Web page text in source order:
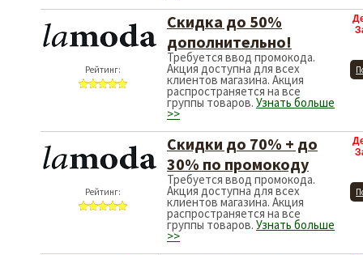
Рейтинг:
Скидка до 50%
дополнительно!
Требуется ввод промокода.
Акция доступна для всех
клиентов магазина. Акция
распространяется на все
группы товаров. Узнать больше
>>
Рейтинг:
Скидки до 70% + до
30% по промокоду
Требуется ввод промокода.
Акция доступна для всех
клиентов магазина. Акция
распространяется на все
группы товаров. Узнать больше
>>